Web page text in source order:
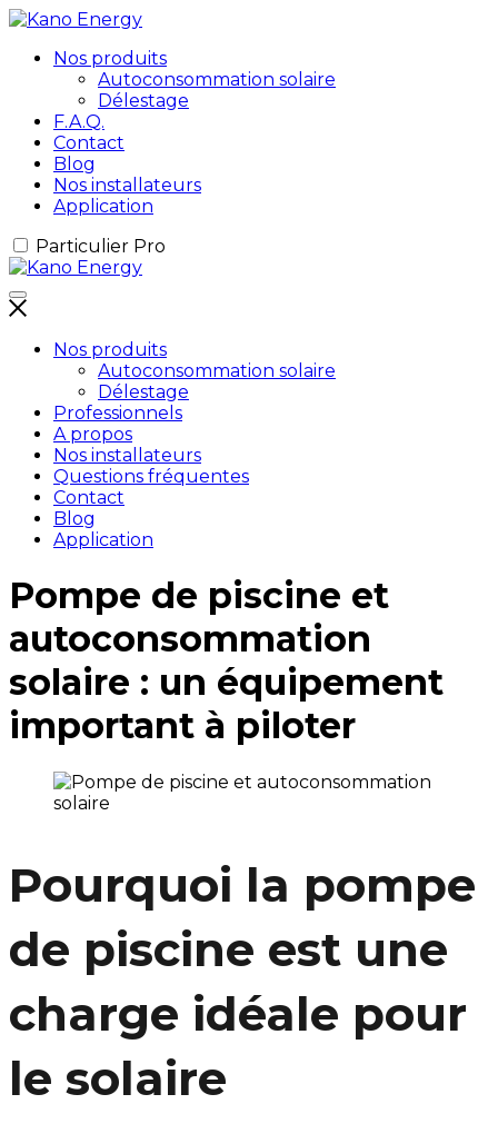
Nos produits
Autoconsommation solaire
Délestage
F.A.Q.
Contact
Blog
Nos installateurs
Application
Particulier Pro
Nos produits
Autoconsommation solaire
Délestage
Professionnels
A propos
Nos installateurs
Questions fréquentes
Contact
Blog
Application
Pompe de piscine et
autoconsommation
solaire : un équipement
important à piloter
Pourquoi la pompe
de piscine est une
charge idéale pour
le solaire